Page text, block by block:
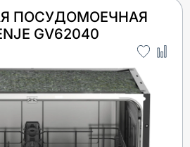
ПОСУДОМОЕЧНАЯ
GV62040